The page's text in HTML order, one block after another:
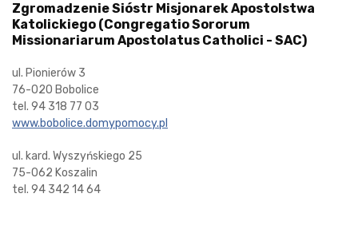
Zgromadzenie Sióstr Misjonarek Apostolstwa
Katolickiego (Congregatio Sororum
Missionariarum Apostolatus Catholici - SAC)
ul. Pionierów 3
76-020 Bobolice
tel. 94 318 77 03
www.bobolice.domypomocy.pl
ul. kard. Wyszyńskiego 25
75-062 Koszalin
tel. 94 342 14 64